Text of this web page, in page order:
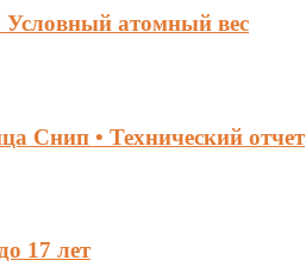
атомный вес
Снип • Технический отчет
17 лет